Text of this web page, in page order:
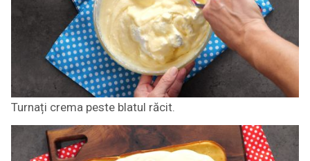
Turnați crema peste blatul răcit.